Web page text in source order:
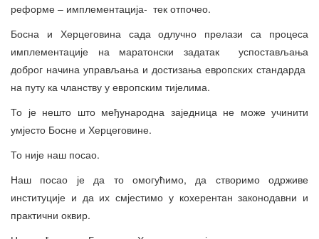
реформе – имплементација- тек отпочео.
Босна и Херцеговина сада одлучно прелази са процеса
имплементације на маратонски задатак успостављања
доброг начина управљања и достизања европских стандарда
на путу ка чланству у европским тијелима.
То је нешто што међународна заједница не може учинити
умјесто Босне и Херцеговине.
То није наш посао.
Наш посао је да то омогућимо, да створимо одрживе
институције и да их смјестимо у кохерентан законодавни и
практични оквир.